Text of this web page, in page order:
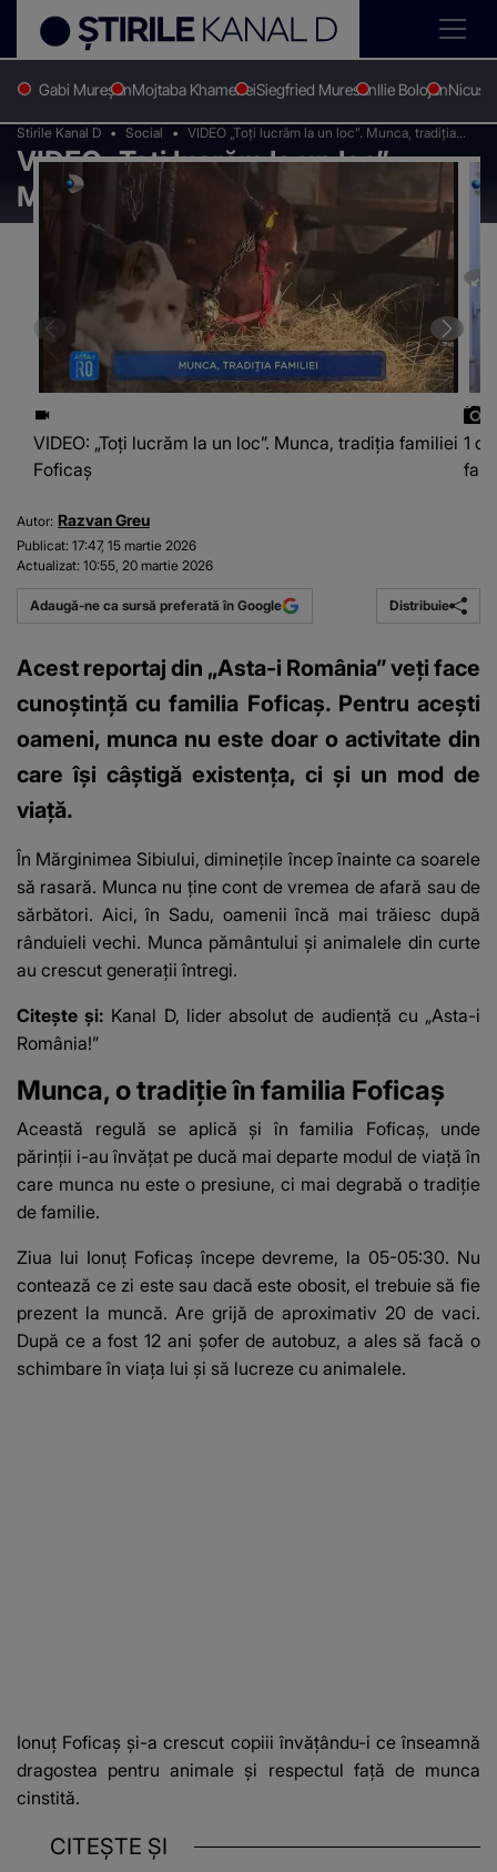
Gabi MureșanMojtaba KhameneiSiegfried MuresanIlie Bolojan
Stirile Kanal D Social
VIDEO „Toți lucrăm la un loc”. Munca, tradiția
familiei Foficaș
VIDEO „Toți lucrăm la un loc”.
Munca, tradiția familiei Foficaș
VIDEO: „Toți lucrăm la un loc”. Munca, tradiția familiei
Foficaș
1
Autor: Razvan Greu
Publicat: 17:47, 15 martie 2026
Actualizat: 10:55, 20 martie 2026
Adaugă-ne ca sursă preferată în Google Distribuie
Acest reportaj din „Asta-i România” veți face
cunoștință cu familia Foficaș. Pentru acești
oameni, munca nu este doar o activitate din
care își câștigă existența, ci și un mod de
viață.
În Mărginimea Sibiului, diminețile încep înainte ca soarele
să rasară. Munca nu ține cont de vremea de afară sau de
sărbători. Aici, în Sadu, oamenii încă mai trăiesc după
rânduieli vechi. Munca pământului și animalele din curte
au crescut generații întregi.
Citește și: Kanal D, lider absolut de audiență cu „Asta-i
România!”
Munca, o tradiție în familia Foficaș
Această regulă se aplică și în familia Foficaș, unde
părinții i-au învățat pe ducă mai departe modul de viață în
care munca nu este o presiune, ci mai degrabă o tradiție
de familie.
Ziua lui Ionuț Foficaș începe devreme, la 05-05:30. Nu
contează ce zi este sau dacă este obosit, el trebuie să fie
prezent la muncă. Are grijă de aproximativ 20 de vaci.
După ce a fost 12 ani șofer de autobuz, a ales să facă o
schimbare în viața lui și să lucreze cu animalele.
Ionuț Foficaș și-a crescut copiii învățându-i ce înseamnă
dragostea pentru animale și respectul față de munca
cinstită.
CITEȘTE ȘI